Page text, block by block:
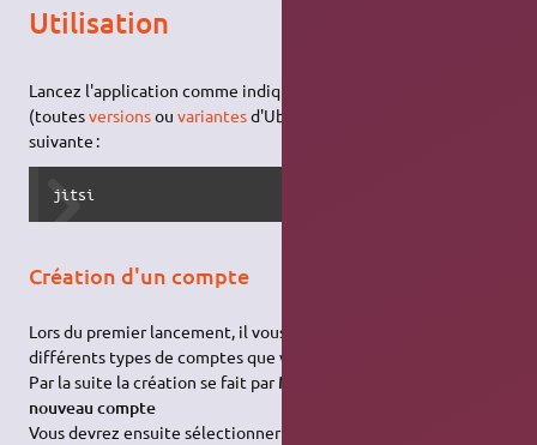
Utilisation
Lancez l'application comme indiqué
(toutesversionsouvariantesd'Ubuntu) avec la
suivante :
jitsi
Création d'un compte
Lors du premier lancement, il vous est proposé d'ajouter les
différents types de comptes que vous avez.
Par la suite la création se fait parMenu
nouveau compte
Vous devrez ensuite sélectionner le protocole adéquat. Notez